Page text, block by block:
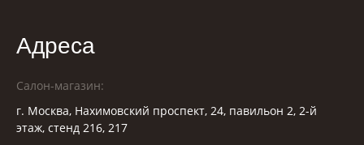
Адреса
Салон-магазин:
г. Москва, Нахимовский проспект, 24, павильон 2, 2-й
этаж, стенд 216, 217